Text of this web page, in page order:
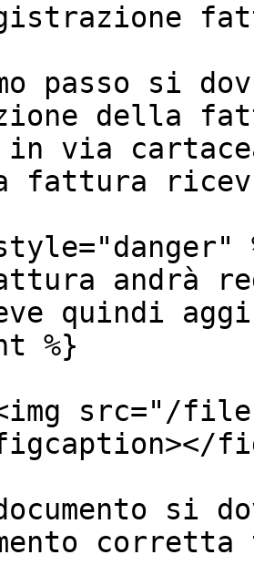
passo si
della
in via
fattura
andrà
quindi
%}
src="/files/
si